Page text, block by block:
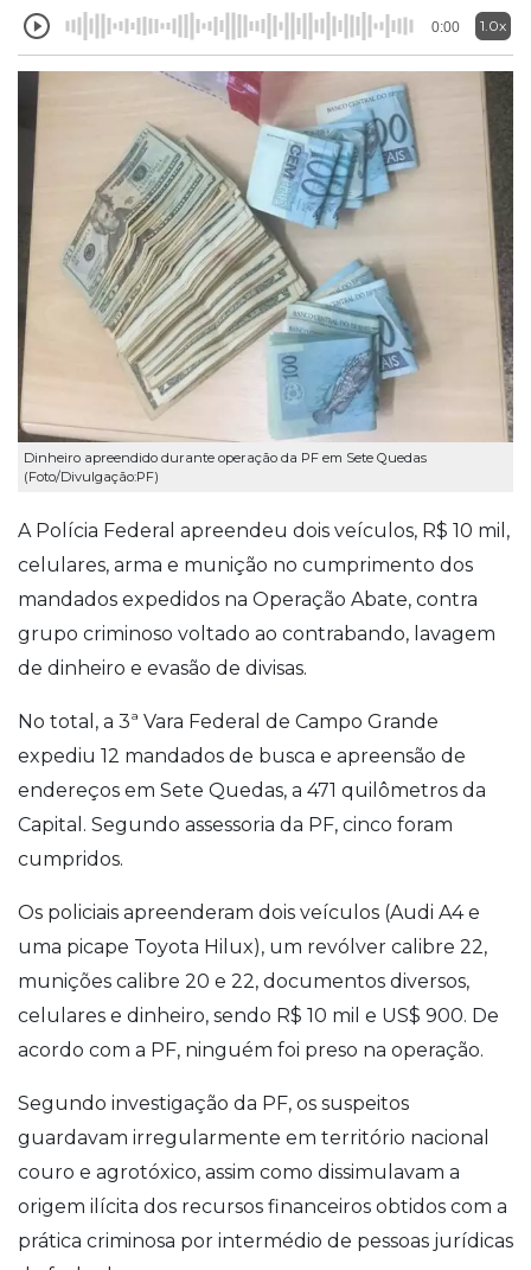
0:00 1.0x
Dinheiro apreendido durante operação da PF em Sete Quedas
(Foto/Divulgação:PF)
A Polícia Federal apreendeu dois veículos, R$ 10 mil,
celulares, arma e munição no cumprimento dos
mandados expedidos na Operação Abate, contra
grupo criminoso voltado ao contrabando, lavagem
de dinheiro e evasão de divisas.
No total, a 3ª Vara Federal de Campo Grande
expediu 12 mandados de busca e apreensão de
endereços em Sete Quedas, a 471 quilômetros da
Capital. Segundo assessoria da PF, cinco foram
cumpridos.
Os policiais apreenderam dois veículos (Audi A4 e
uma picape Toyota Hilux), um revólver calibre 22,
munições calibre 20 e 22, documentos diversos,
celulares e dinheiro, sendo R$ 10 mil e US$ 900. De
acordo com a PF, ninguém foi preso na operação.
Segundo investigação da PF, os suspeitos
guardavam irregularmente em território nacional
couro e agrotóxico, assim como dissimulavam a
origem ilícita dos recursos financeiros obtidos com a
prática criminosa por intermédio de pessoas jurídicas